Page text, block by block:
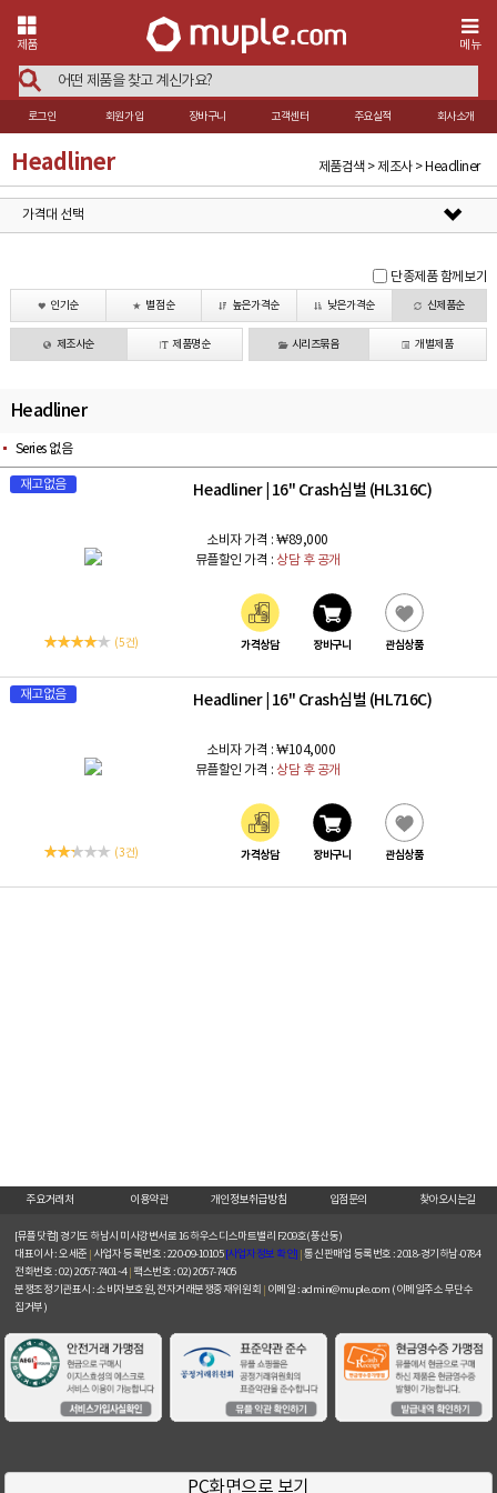
제품 메뉴
로그인 회원가입 장바구니 고객센터 주요실적 회사소개
Headliner 제품검색 > 제조사 > Headliner
가격대 선택
단종제품 함께보기
인기순 별점순 높은가격순 낮은가격순 신제품순
제조사순 제품명순 시리즈묶음 개별제품
Headliner
Series 없음
재고없음
(5 건)
Headliner 16" Crash심벌 (HL316C)
소비자 가격 : ₩89,000
뮤플할인 가격 : 상담 후 공개
가격상담 장바구니 관심상품
재고없음
(3 건)
Headliner 16" Crash심벌 (HL716C)
소비자 가격 : ₩104,000
뮤플할인 가격 : 상담 후 공개
가격상담 장바구니 관심상품
주요거래처 이용약관 개인정보취급방침 입점문의 찾아오시는길
[뮤플닷컴] 경기도 하남시 미사강변서로 16 하우스디스마트밸리 F209호(풍산동)
대표이사 : 오세준
사업자 등록번호 : 220-09-10105 [사업자정보 확인]
통신판매업 등록번호 : 2018-경기하남-0784
전화번호 : 02) 2057-7401~4 팩스번호 : 02) 2057-7405
분쟁조정기관표시 : 소비자보호원, 전자거래분쟁중재위원회
이메일 : admin@muple.com (이메일주소 무단수
집거부)
PC화면으로 보기